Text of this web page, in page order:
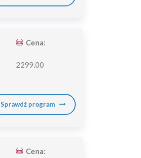
Cena:
2299.00
Sprawdź program
Cena: